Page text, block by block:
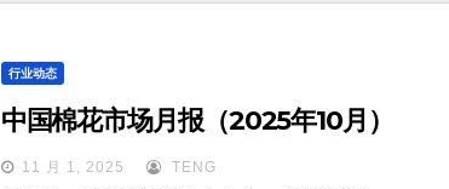
行业动态
中国棉花市场月报（2025年10月）
11 月 1, 2025 TENG